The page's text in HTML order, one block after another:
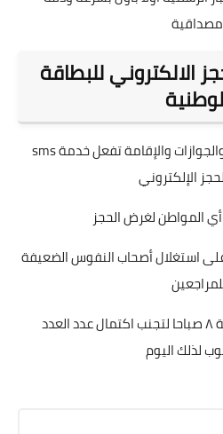
الالكتروني للبطاقة
🔴مديرية الأحوال المدنية والجوازات والإقامة تفعل خدمة sms
الإلكتروني
المواطن لغرض الحجز
استغلال أصحاب النفوس الضعيفة
⭕️يفضل الحجز عند الساعة ٨ صباحا لتجنب اكتمال عدد العدد
لذلك اليوم